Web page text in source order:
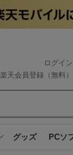
ログイン
楽天会員登録（無料）
グッズ PCソ